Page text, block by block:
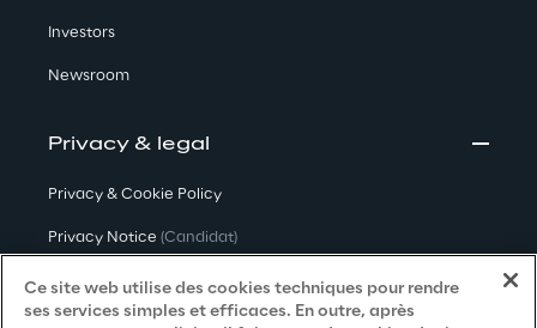
Investors
Newsroom
Privacy & legal
Privacy & Cookie Policy
Privacy Notice (Candidat)
Privacy Notice (Client)
Privacy Notice
Ce site web utilise des cookies techniques pour rendre
ses services simples et efficaces. En outre, après